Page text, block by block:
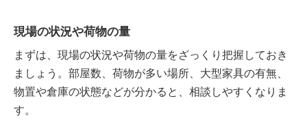
現場の状況や荷物の量
まずは、現場の状況や荷物の量をざっくり把握しておき
ましょう。部屋数、荷物が多い場所、大型家具の有無、
物置や倉庫の状態などが分かると、相談しやすくなりま
す。